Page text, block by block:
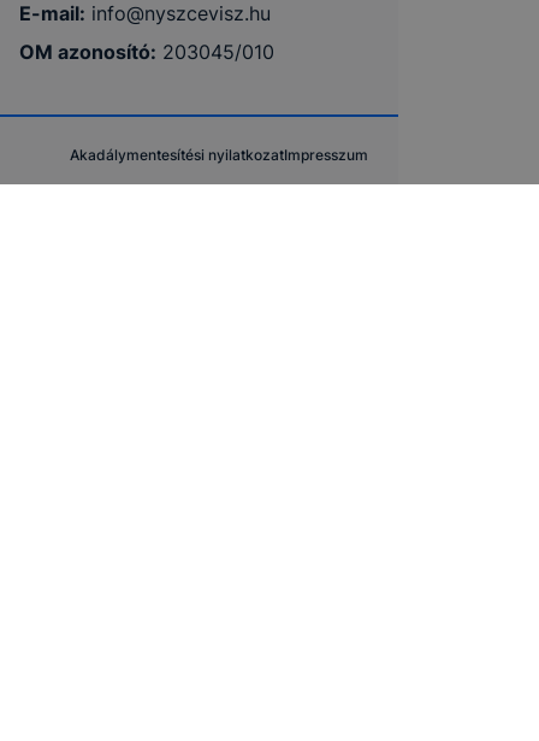
E-mail: info@nyszcevisz.hu
OM azonosító: 203045/010
Akadálymentesítési nyilatkozatImpresszum